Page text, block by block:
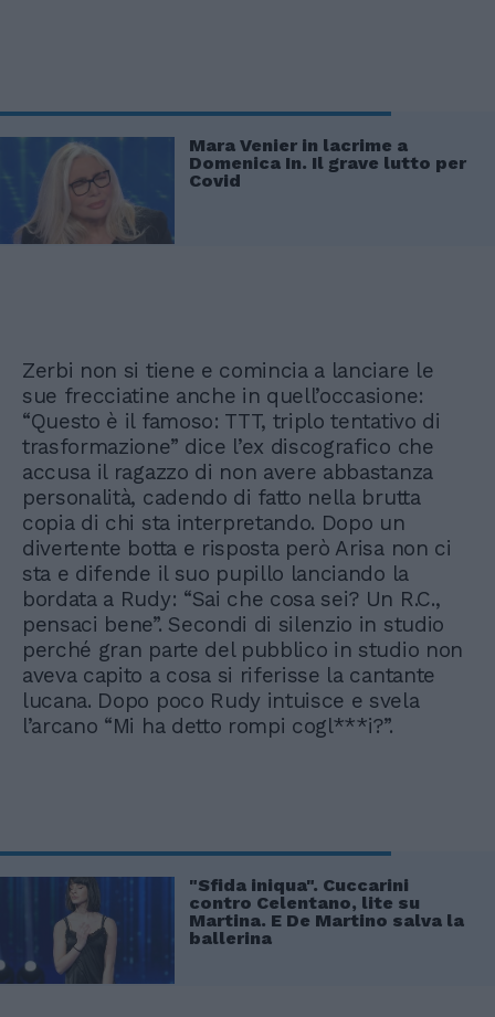
Mara Venier in lacrime a
Domenica In. Il grave lutto per
Covid
Zerbi non si tiene e comincia a lanciare le
sue frecciatine anche in quell’occasione:
“Questo è il famoso: TTT, triplo tentativo di
trasformazione” dice l’ex discografico che
accusa il ragazzo di non avere abbastanza
personalità, cadendo di fatto nella brutta
copia di chi sta interpretando. Dopo un
divertente botta e risposta però Arisa non ci
sta e difende il suo pupillo lanciando la
bordata a Rudy: “Sai che cosa sei? Un R.C.,
pensaci bene”. Secondi di silenzio in studio
perché gran parte del pubblico in studio non
aveva capito a cosa si riferisse la cantante
lucana. Dopo poco Rudy intuisce e svela
l’arcano “Mi ha detto rompi cogl***i?”.
"Sfida iniqua". Cuccarini
contro Celentano, lite su
Martina. E De Martino salva la
ballerina